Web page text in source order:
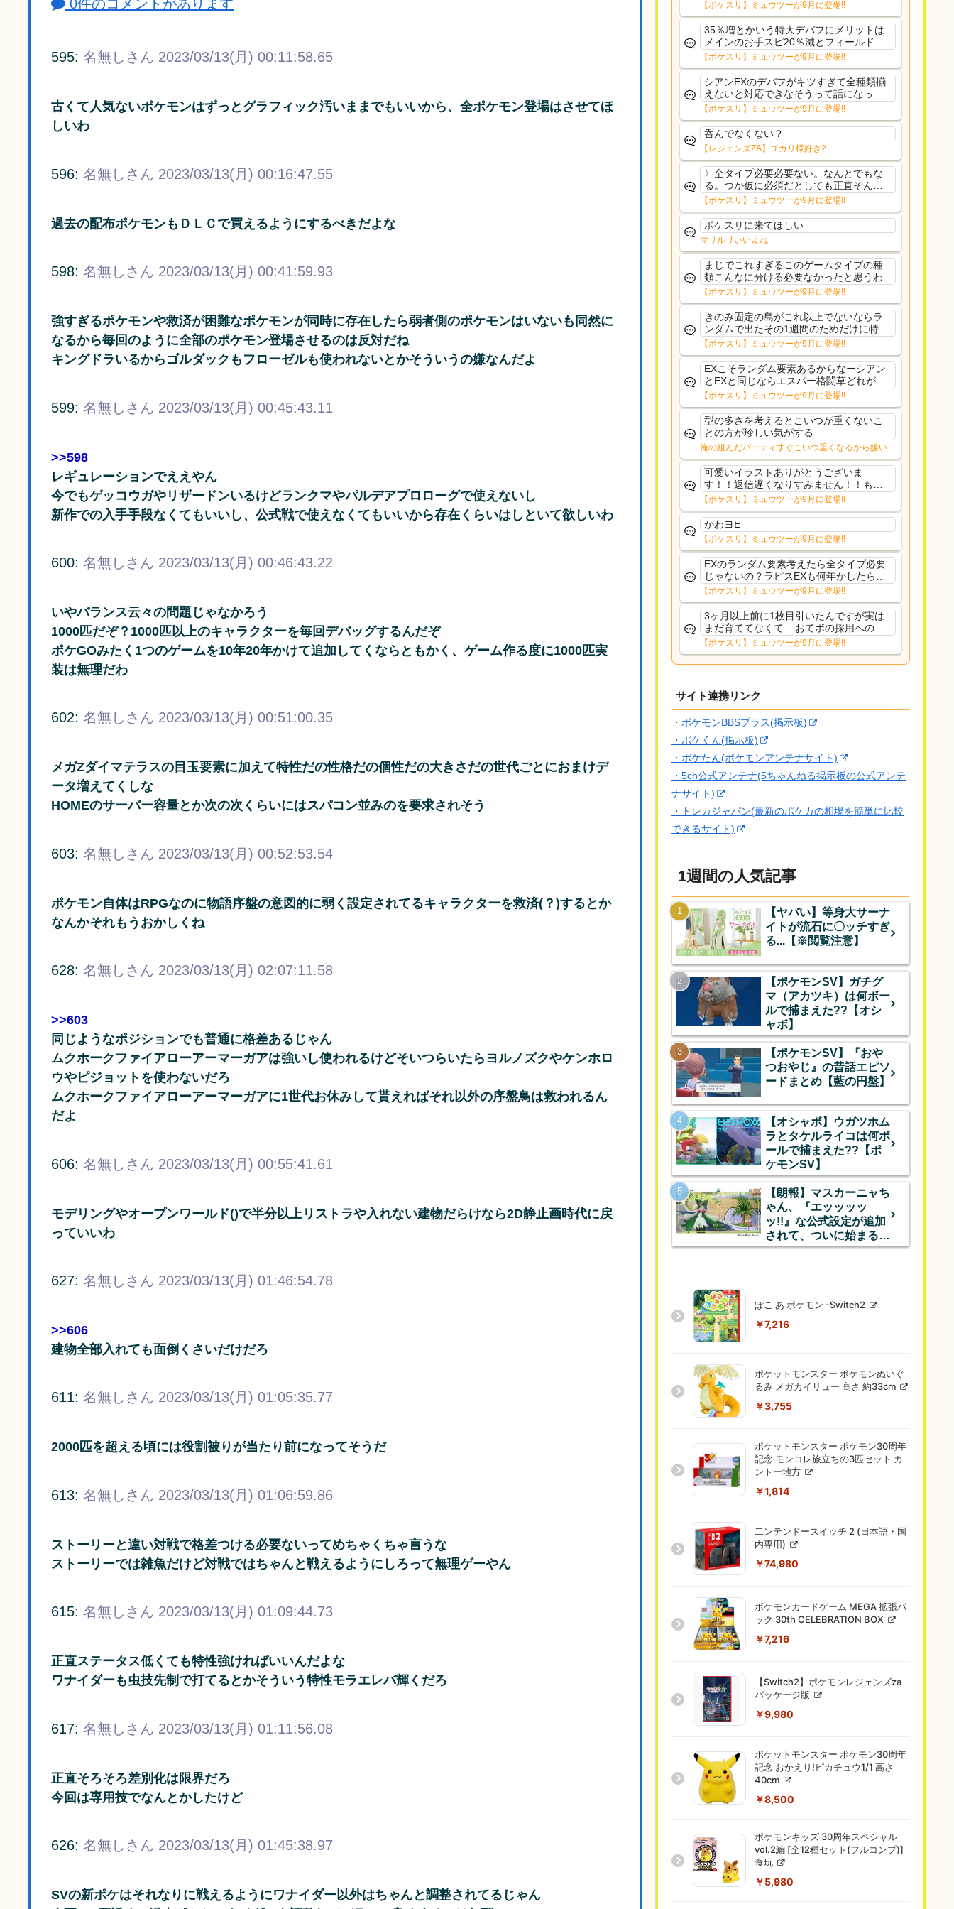
0件のコメントがあります
595: 名無しさん 2023/03/13(月) 00:11:58.65
古くて人気ないポケモンはずっとグラフィック汚いままでもいいから、全ポケモン登場はさせてほ
しいわ
596: 名無しさん 2023/03/13(月) 00:16:47.55
過去の配布ポケモンもＤＬＣで買えるようにするべきだよな
598: 名無しさん 2023/03/13(月) 00:41:59.93
強すぎるポケモンや救済が困難なポケモンが同時に存在したら弱者側のポケモンはいないも同然に
なるから毎回のように全部のポケモン登場させるのは反対だね
キングドラいるからゴルダックもフローゼルも使われないとかそういうの嫌なんだよ
599: 名無しさん 2023/03/13(月) 00:45:43.11
>>598
レギュレーションでええやん
今でもゲッコウガやリザードンいるけどランクマやパルデアプロローグで使えないし
新作での入手手段なくてもいいし、公式戦で使えなくてもいいから存在くらいはしといて欲しいわ
600: 名無しさん 2023/03/13(月) 00:46:43.22
いやバランス云々の問題じゃなかろう
1000匹だぞ？1000匹以上のキャラクターを毎回デバッグするんだぞ
ポケGOみたく1つのゲームを10年20年かけて追加してくならともかく、ゲーム作る度に1000匹実
装は無理だわ
602: 名無しさん 2023/03/13(月) 00:51:00.35
メガZダイマテラスの目玉要素に加えて特性だの性格だの個性だの大きさだの世代ごとにおまけデ
ータ増えてくしな
HOMEのサーバー容量とか次の次くらいにはスパコン並みのを要求されそう
603: 名無しさん 2023/03/13(月) 00:52:53.54
ポケモン自体はRPGなのに物語序盤の意図的に弱く設定されてるキャラクターを救済(？)するとか
なんかそれもうおかしくね
628: 名無しさん 2023/03/13(月) 02:07:11.58
>>603
同じようなポジションでも普通に格差あるじゃん
ムクホークファイアローアーマーガアは強いし使われるけどそいつらいたらヨルノズクやケンホロ
ウやピジョットを使わないだろ
ムクホークファイアローアーマーガアに1世代お休みして貰えればそれ以外の序盤鳥は救われるん
だよ
606: 名無しさん 2023/03/13(月) 00:55:41.61
モデリングやオープンワールド()で半分以上リストラや入れない建物だらけなら2D静止画時代に戻
っていいわ
627: 名無しさん 2023/03/13(月) 01:46:54.78
>>606
建物全部入れても面倒くさいだけだろ
611: 名無しさん 2023/03/13(月) 01:05:35.77
2000匹を超える頃には役割被りが当たり前になってそうだ
613: 名無しさん 2023/03/13(月) 01:06:59.86
ストーリーと違い対戦で格差つける必要ないってめちゃくちゃ言うな
ストーリーでは雑魚だけど対戦ではちゃんと戦えるようにしろって無理ゲーやん
615: 名無しさん 2023/03/13(月) 01:09:44.73
正直ステータス低くても特性強ければいいんだよな
ワナイダーも虫技先制で打てるとかそういう特性モラエレバ輝くだろ
617: 名無しさん 2023/03/13(月) 01:11:56.08
正直そろそろ差別化は限界だろ
今回は専用技でなんとかしたけど
626: 名無しさん 2023/03/13(月) 01:45:38.97
SVの新ポケはそれなりに戦えるようにワナイダー以外はちゃんと調整されてるじゃん
さえあんまり行ってないや
【ポケスリ】ミュウツーが9月に登場!!
35％増とかいう特大デバフにメリットは
メインのお手スピ20％減とフィールド効
果のみフェアリーノーマルとか引いたら
まともに料理も作れないし終わり控えめ
に言ってカス
【ポケスリ】ミュウツーが9月に登場!!
シアンEXのデバフがキツすぎて全種類揃
えないと対応できなそうって話になって
るわ
【ポケスリ】ミュウツーが9月に登場!!
呑んでなくない？
【レジェンズZA】ユカリ様好き?
〉全タイプ必要必要ない。なんとでもな
る。つか仮に必須だとしても正直そんな
もんに付き合う気は無い。運営は時間の
リソースを甘く見すぎなのよ。ポケスリ
やったことないやろうなと思ってる。〉
ラピスEX最短二年後...
【ポケスリ】ミュウツーが9月に登場!!
ポケスリに来てほしい
マリルリいいよね
まじでこれすぎるこのゲームタイプの種
類こんなに分ける必要なかったと思うわ
【ポケスリ】ミュウツーが9月に登場!!
きのみ固定の島がこれ以上でないならラ
ンダムで出たその1週間のためだけに特定
のタイプにリソース割くのなんだかむな
しい気がするわ出番がないってわけじゃ
ないから無駄ではないんだけど
【ポケスリ】ミュウツーが9月に登場!!
EXこそランダム要素あるからなーシアン
とEXと同じならエスパー格闘草どれが事
前に来るか分からんから、積む必要があ
るミュウツーは使いにくくね？って思っ
た
【ポケスリ】ミュウツーが9月に登場!!
型の多さを考えるとこいつが重くないこ
との方が珍しい気がする
俺の組んだパーティすぐこいつ重くなるから嫌い
可愛いイラストありがとうございま
す！！返信遅くなりすみません！！もう
少ししたら通常再開できます！
【ポケスリ】ミュウツーが9月に登場!!
かわヨE
【ポケスリ】ミュウツーが9月に登場!!
EXのランダム要素考えたら全タイプ必要
じゃないの？ラピスEXも何年かしたら来
るだろうし後から厳選したい育てたいっ
て思ってもどうにもならないのがこのゲ
ームだしな
【ポケスリ】ミュウツーが9月に登場!!
3ヶ月以上前に1枚目引いたんですが実は
まだ育ててなくて....おてボの採用への影
響は勉強になります。ありがとうござい
ますオイルはだいぶ強めのABBレントラ
ーいて芋の方が不安なんで1枚目にしよう
【ポケスリ】ミュウツーが9月に登場!!
サイト連携リンク
・ポケモンBBSプラス(掲示板)
・ポケくん(掲示板)
・ポケたん(ポケモンアンテナサイト)
・5ch公式アンテナ(5ちゃんねる掲示板の公式アンテ
ナサイト)
・トレカジャパン(最新のポケカの相場を簡単に比較
できるサイト)
1週間の人気記事
【ヤバい】等身大サーナ
イトが流石に〇ッチすぎ
る...【※閲覧注意】
【ポケモンSV】ガチグ
マ（アカツキ）は何ボー
ルで捕まえた??【オシ
ャボ】
【ポケモンSV】『おや
つおやじ』の昔話エピソ
ードまとめ【藍の円盤】
【オシャボ】ウガツホム
ラとタケルライコは何ボ
ールで捕まえた??【ポ
ケモンSV】
【朗報】マスカーニャち
ゃん、『エッッッッ
ッ!!』な公式設定が追加
されて、ついに始まるｗ
ｗｗ
ぽこ あ ポケモン -Switch2
￥7,216
ポケットモンスター ポケモンぬいぐ
るみ メガカイリュー 高さ 約33cm
￥3,755
ポケットモンスター ポケモン30周年
記念 モンコレ旅立ちの3匹セット カ
ントー地方
￥1,814
二ンテンドースイッチ 2 (日本語・国
内専用)
￥74,980
ポケモンカードゲーム MEGA 拡張パ
ック 30th CELEBRATION BOX
￥7,216
【Switch2】ポケモンレジェンズza
パッケージ版
￥9,980
ポケットモンスター ポケモン30周年
記念 おかえり!ピカチュウ1/1 高さ
40cm
￥8,500
ポケモンキッズ 30周年スペシャル
vol.2編 [全12種セット(フルコンプ)]
食玩
￥5,980